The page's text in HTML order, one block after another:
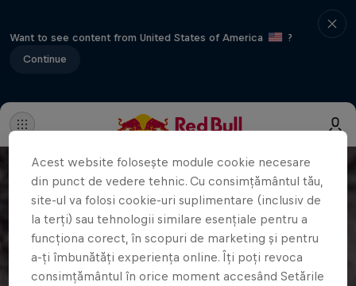
Want to see content from United States of America
?
Continue
Acest website folosește module cookie necesare
din punct de vedere tehnic. Cu consimțământul tău,
site-ul va folosi cookie-uri suplimentare (inclusiv de
la terți) sau tehnologii similare esențiale pentru a
funcționa corect, în scopuri de marketing și pentru
a-ți îmbunătăți experiența online. Îți poți revoca
consimțământul în orice moment accesând Setările